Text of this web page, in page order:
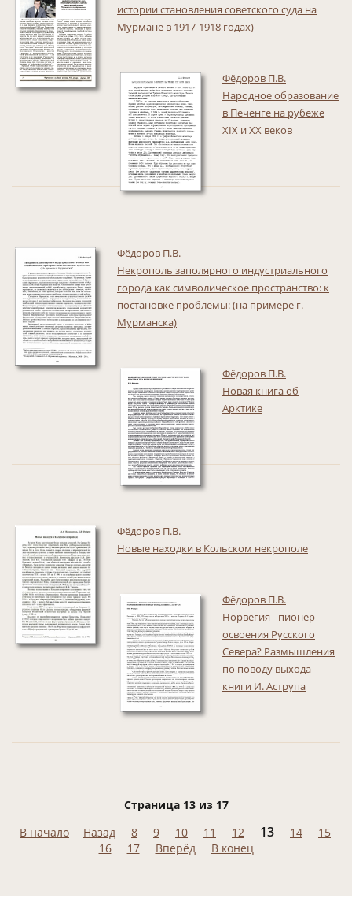
истории становления советского суда на
Мурмане в 1917-1918 годах)
Фёдоров П.В.
Народное образование
в Печенге на рубеже
XIX и XX веков
Фёдоров П.В.
Некрополь заполярного индустриального
города как символическое пространство: к
постановке проблемы: (на примере г.
Мурманска)
Фёдоров П.В.
Новая книга об
Арктике
Фёдоров П.В.
Новые находки в Кольском некрополе
Фёдоров П.В.
Норвегия - пионер
освоения Русского
Севера? Размышления
по поводу выхода
книги И. Аструпа
Страница 13 из 17
В начало
Назад 8 9 10 11 12 13 14
15
16
17 Вперёд В конец